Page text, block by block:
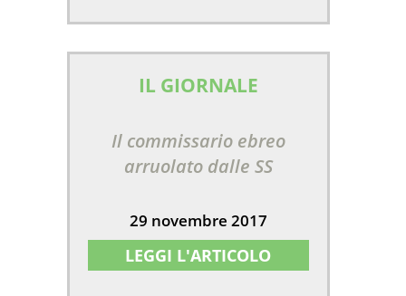
IL GIORNALE
Il commissario ebreo
arruolato dalle SS
29 novembre 2017
LEGGI L'ARTICOLO